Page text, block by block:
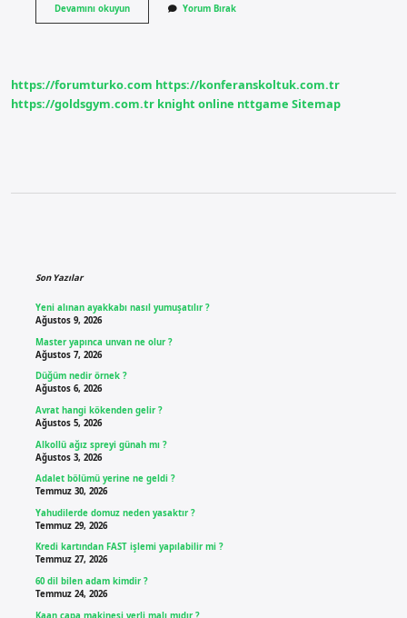
Devamını okuyunSweat
Tişört
Yorum Bırak
https://forumturko.com https://konferanskoltuk.com.tr
https://goldsgym.com.tr knight online nttgame Sitemap
Son Yazılar
Yeni alınan ayakkabı nasıl yumuşatılır ?
Ağustos 9, 2026
Master yapınca unvan ne olur ?
Ağustos 7, 2026
Düğüm nedir örnek ?
Ağustos 6, 2026
Avrat hangi kökenden gelir ?
Ağustos 5, 2026
Alkollü ağız spreyi günah mı ?
Ağustos 3, 2026
Adalet bölümü yerine ne geldi ?
Temmuz 30, 2026
Yahudilerde domuz neden yasaktır ?
Temmuz 29, 2026
Kredi kartından FAST işlemi yapılabilir mi ?
Temmuz 27, 2026
60 dil bilen adam kimdir ?
Temmuz 24, 2026
Kaan çapa makinesi yerli malı mıdır ?